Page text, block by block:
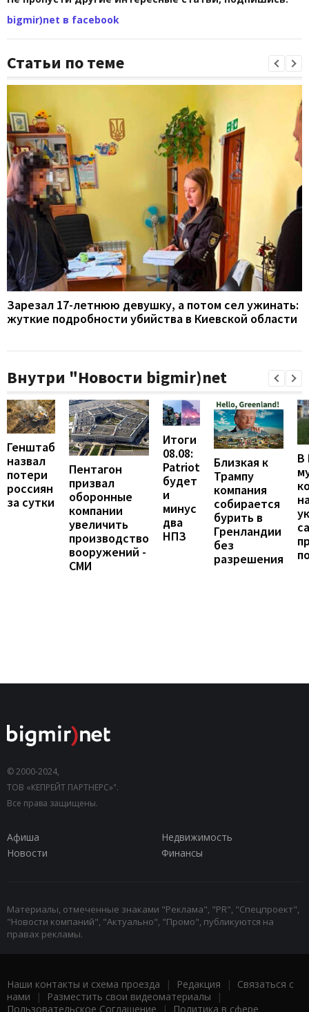
bigmir)net в facebook
Статьи по теме
Зарезал 17-летнюю девушку, а потом сел ужинать:
жуткие подробности убийства в Киевской области
Внутри "Новости bigmir)net
Генштаб
назвал
потери
россиян
за сутки
Пентагон
призвал
оборонные
компании
увеличить
производство
вооружений -
СМИ
Итоги
08.08:
Patriot
будет
и
минус
два
НПЗ
Близкая к
Трампу
компания
собирается
бурить в
Гренландии
без
разрешения
В
© 2000-2024,
ТОВ «КЕПРЕЙТ ПАРТНЕРС»".
Все права защищены.
Афиша
Недвижимость
Новости
Финансы
Материалы, отмеченные знаками "Реклама", "PR", "Спецпроект",
"Новости компаний", "Актуально", "Промо", публикуются на
правах рекламы.
Наши контакты и схема проезда | Редакция | Связаться с
нами | Разместить свои видеоматериалы |
Пользовательское Соглашение | Политика в сфере